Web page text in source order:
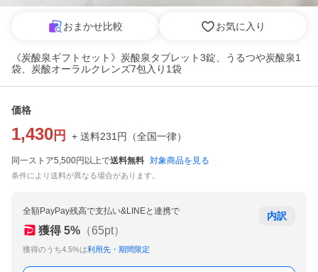
おまかせ比較 お気に入り
《炭酸泉ギフトセット》炭酸泉タブレット3錠、うるつや炭酸泉1
袋、炭酸オーラルクレンズ7包入り1袋
価格
1,430 円 + 送料231 円 （全国一律）
同一ストア5,500円以上で送料無料 対象商品を見る
条件により送料が異なる場合があります。
全額PayPay残高で支払い&LINEと連携で
獲得 5% （65pt）
獲得のうち4.5%は利用先・期間限定
内訳